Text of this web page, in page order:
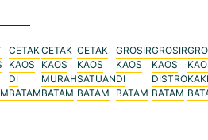
CETAK
KAOS
DI
BATAM
CETAK
KAOS
MURAH
BATAM
CETAK
KAOS
SATUAN
BATAM
GROSIR
KAOS
DI
BATAM
GROSIR
KAOS
DISTRO
BATAM
KAKI